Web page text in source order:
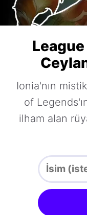
Ionia'nın
of
ilham alan